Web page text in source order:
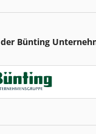
Bünting